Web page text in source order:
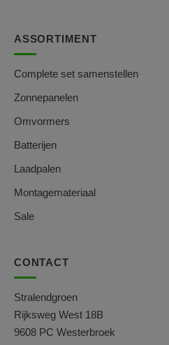
ASSORTIMENT
Complete set samenstellen
Zonnepanelen
Omvormers
Batterijen
Laadpalen
Montagemateriaal
Sale
CONTACT
Stralendgroen
Rijksweg West 18B
9608 PC Westerbroek